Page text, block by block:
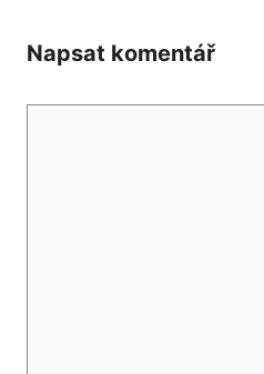
Napsat komentář